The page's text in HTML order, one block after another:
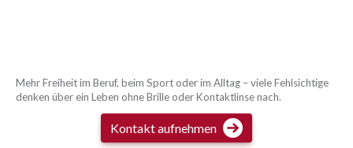
Mehr Freiheit im Beruf, beim Sport oder im Alltag – viele Fehlsichtige
denken über ein Leben ohne Brille oder Kontaktlinse nach.
Kontakt aufnehmen